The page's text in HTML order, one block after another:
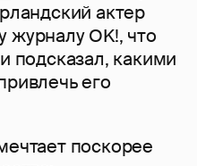
актер
OK!, что
подсказал, какими
его
поскорее